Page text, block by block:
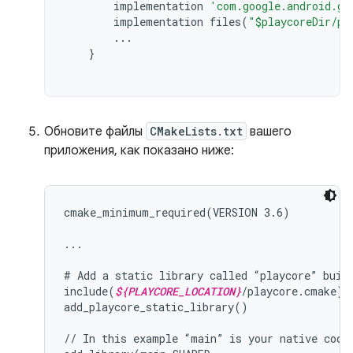
implementation
implementation files( "$playcoreDir/
...
}
Обновите файлы CMakeLists.txt вашего
приложения, как показано ниже:
cmake_minimum_required(VERSION 3.6)
...
# Add a static library called “playcore”
include(${PLAYCORE_LOCATION}/playcore.cmake)
add_playcore_static_library()
// In this example “main” is your native